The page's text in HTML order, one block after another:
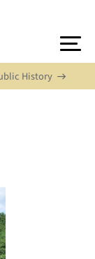
History